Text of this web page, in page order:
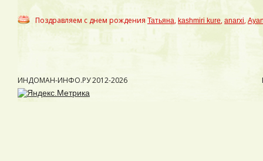
Поздравляем с днем рождения Татьяна, kashmiri kure, anarxi,
ИНДОМАН-ИНФО.РУ2012-2026